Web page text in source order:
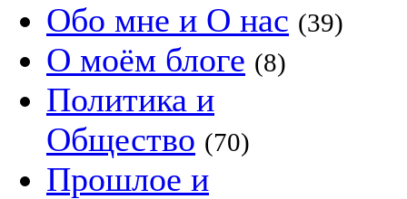
Обо мне и О нас (39)
О моём блоге (8)
Политика и
Общество (70)
Прошлое и